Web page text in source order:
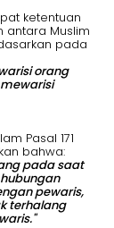
ketentuan
Muslim
pada
orang
Pasal 171
bahwa:
pada saat
pewaris,
terhalang